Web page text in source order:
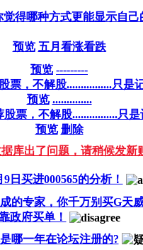
觉得哪种方式更能显示自己
预览 五月看涨看跌
预览 ---------
票，不解股................只是
预览 ..............
股票，不解股................只
预览 删除
库出了问题，请稍候发新
9日买进000565的分析！
的专家，你千万别买G天
政府买单！
哪一年在论坛注册的?